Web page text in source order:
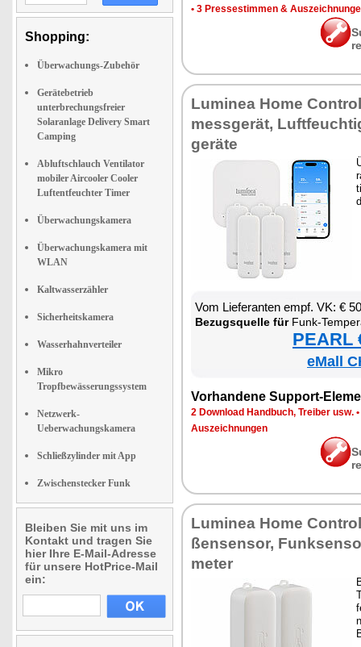
Shopping:
Überwachungs-Zubehör
Gerätebetrieb
unterbrechungsfreier
Solaranlage Delivery Smart
Camping
Abluftschlauch Ventilator
mobiler Aircooler Cooler
Luftentfeuchter Timer
Überwachungskamera
Überwachungskamera mit
WLAN
Kaltwasserzähler
Sicherheitskamera
Wasserhahnverteiler
Mikro
Tropfbewässerungssystem
Netzwerk-
Ueberwachungskamera
Schließzylinder mit App
Zwischenstecker Funk
Bleiben Sie mit uns im
Kontakt und tragen Sie
hier Ihre E-Mail-Adresse
für unsere HotPrice-Mail
ein:
• 3 Pres­se­stim­men &
Lu­mi­nea Ho­me
mess­ge­rät,
ge­rä­te
Vom Lie­fe­ran­ten empf. VK: €
Be­zugs­quel­le fürFunk-Tem­pe­ra­tur- &
PEARL
eMall
Vor­han­de­ne Sup­port-
2 Down­load Hand­buch, Trei­ber usw. •
Aus­zeich­nun­gen
Lu­mi­nea Ho­me
ßen­sen­sor,
me­ter